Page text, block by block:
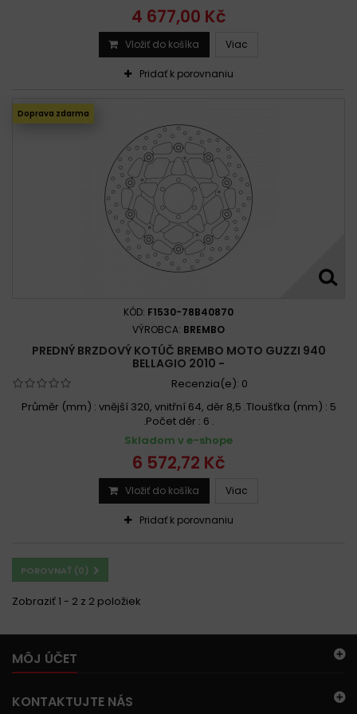
4 677,00 Kč
Vložiť do košíka Viac
Pridať k porovnaniu
Doprava zdarma
KÓD: F1530-78B40870
VÝROBCA: BREMBO
PREDNÝ BRZDOVÝ KOTÚČ BREMBO MOTO GUZZI 940
BELLAGIO 2010 -
Recenzia(e): 0
Průměr (mm) : vnější 320, vnitřní 64, děr 8,5 .Tloušťka (mm) : 5
.Počet děr : 6 .
Skladom v e-shope
6 572,72 Kč
Vložiť do košíka Viac
Pridať k porovnaniu
POROVNAŤ (0)
Zobraziť 1 - 2 z 2 položiek
MÔJ ÚČET
KONTAKTUJTE NÁS